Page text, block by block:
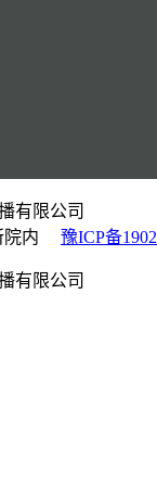
有限公司
院内 豫ICP备
有限公司